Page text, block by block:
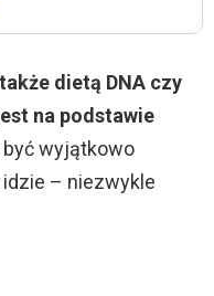
dietą DNA czy
na podstawie
wyjątkowo
– niezwykle